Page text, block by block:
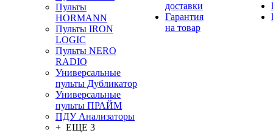
Пульты
HORMANN
Пульты IRON
LOGIC
Пульты NERO
RADIO
Универсальные
пульты Дубликатор
Универсальные
пульты ПРАЙМ
ПДУ Анализаторы
+ ЕЩЕ 3
доставки
Гарантия
на товар